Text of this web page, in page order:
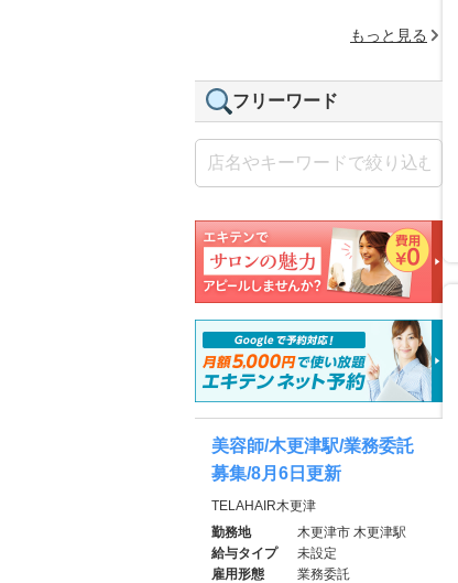
もっと見る
フリーワード
美容師/木更津駅/業務委託
募集/8月6日更新
TELAHAIR木更津
勤務地
木更津市 木更津駅
給与タイプ
未設定
雇用形態
業務委託